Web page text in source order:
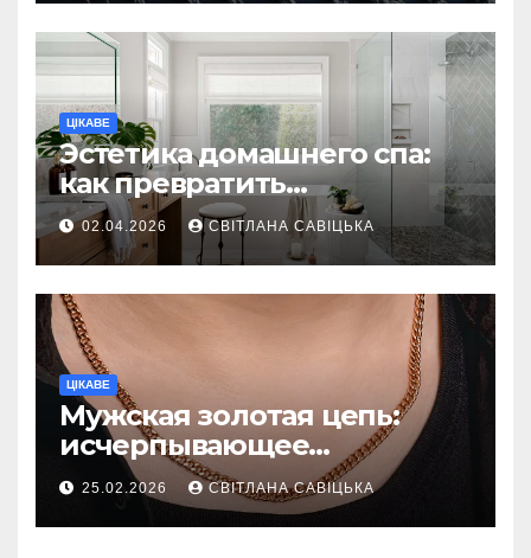
ЦІКАВЕ
Эстетика домашнего спа:
как превратить
ежедневную гигиену в
восстанавливающий
ритуал
02.04.2026 СВІТЛАНА САВІЦЬКА
ЦІКАВЕ
Мужская золотая цепь:
исчерпывающее
руководство по выбору
статусного украшения
25.02.2026 СВІТЛАНА САВІЦЬКА